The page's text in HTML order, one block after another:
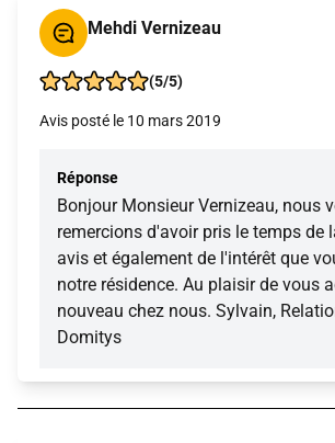
Mehdi Vernizeau
(5/5)
Avis posté le 10 mars 2019
Réponse
Bonjour Monsieur Vernizeau, nous
remercions d'avoir pris le temps de
avis et également de l'intérêt que
notre résidence. Au plaisir de vous
nouveau chez nous. Sylvain,
Domitys